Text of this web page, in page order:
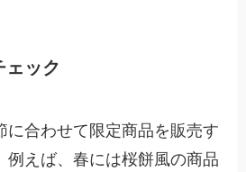
ック
に合わせて限定商品を販売す
例えば、春には桜餅風の商品